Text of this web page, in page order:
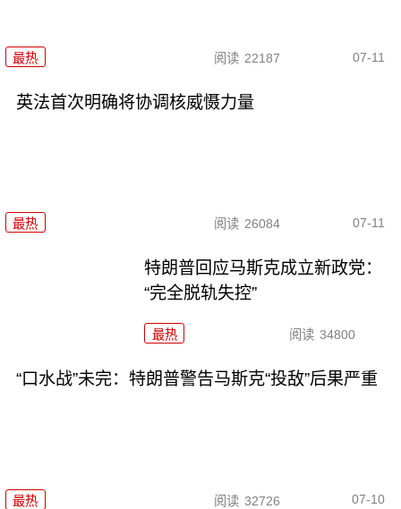
最热 阅读 22187 07-11
英法首次明确将协调核威慑力量
最热 阅读 26084 07-11
特朗普回应马斯克成立新政党：
“完全脱轨失控”
最热 阅读 34800
“口水战”未完：特朗普警告马斯克“投敌”后果严重
最热 阅读 32726 07-10